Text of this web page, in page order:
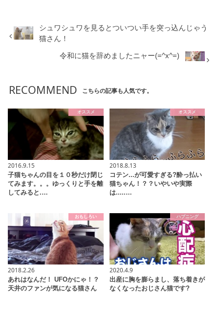
シュワシュワを見るとついつい手を突っ込んじゃう
猫さん！
令和に猫を辞めましたニャー(=^x^=)
RECOMMEND こちらの記事も人気です。
オススメ
2016.9.15
子猫ちゃんの目を１０秒だけ閉じ
てみます。。。ゆっくりと手を離
してみると.…
オススメ
2018.8.13
コテン...が可愛すぎる?酔っ払い
猫ちゃん！？？いやいや実際
は.....…
おもしろい
2018.2.26
あれはなんだ！ UFOかにゃ！？
天井のファンが気になる猫さん
ハプニング
2020.4.9
出産に胸を膨らまし、落ち着きが
なくなったおじさん猫です?